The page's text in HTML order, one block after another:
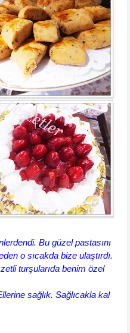
Bu güzel pastasını
o sıcakda bize ulaştırdı.
turşularıda benim özel
sağlık. Sağlıcakla kal